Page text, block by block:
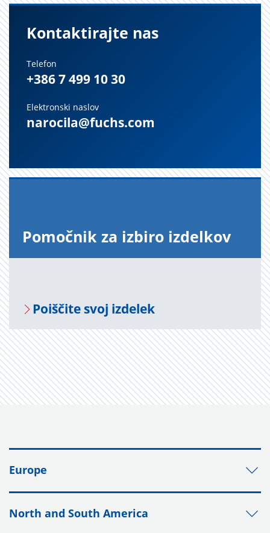
Kontaktirajte nas
Telefon
+386 7 499 10 30
Elektronski naslov
narocila@fuchs.com
Po­moč­nik za iz­bi­ro iz­del­kov
Po­i­šči­te svoj iz­de­lek
Europe
North and South America